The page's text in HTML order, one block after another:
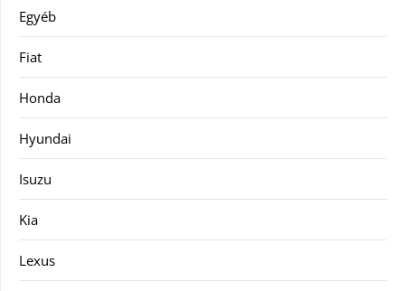
Egyéb
Fiat
Honda
Hyundai
Isuzu
Kia
Lexus